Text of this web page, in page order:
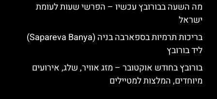
מה השעה בבורובץ עכשיו – הפרשי שעות לעומת
ישראל
בריכות תרמיות בספארבה בניה (Sapareva Banya)
ליד בורובץ
בורובץ בחודש אוקטובר – מזג אוויר, שלג, אירועים
מיוחדים, המלצות למטיילים